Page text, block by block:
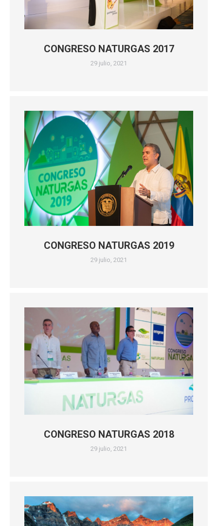
CONGRESO NATURGAS 2017
29 julio, 2021
CONGRESO NATURGAS 2019
29 julio, 2021
CONGRESO NATURGAS 2018
29 julio, 2021